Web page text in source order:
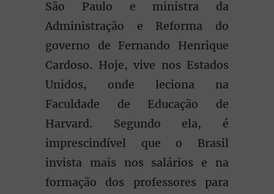
São Paulo e ministra da
Administração e Reforma do
governo de Fernando Henrique
Cardoso. Hoje, vive nos Estados
Unidos, onde leciona na
Faculdade de Educação de
Harvard. Segundo ela, é
imprescindível que o Brasil
invista mais nos salários e na
formação dos professores para